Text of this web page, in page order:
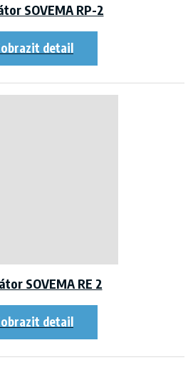
SOVEMA RP-2
SOVEMA RE 2